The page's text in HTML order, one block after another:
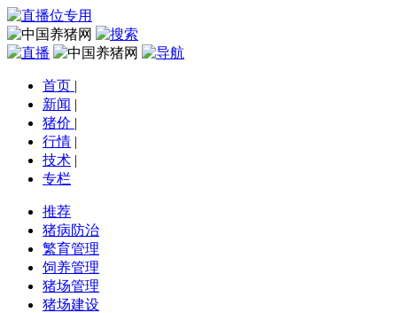
首页 |
新闻 |
猪价 |
行情 |
技术 |
专栏
推荐
猪病防治
繁育管理
饲养管理
猪场管理
猪场建设